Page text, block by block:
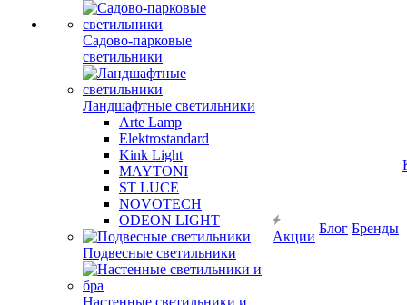
Садово-парковые
светильники
Ландшафтные светильники
Arte Lamp
Elektrostandard
Kink Light
MAYTONI
ST LUCE
NOVOTECH
ODEON LIGHT
Подвесные светильники
Настенные светильники и
Акции
Блог Бренды